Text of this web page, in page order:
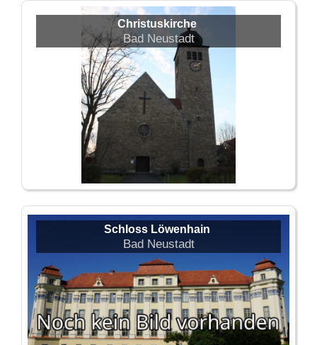
Christuskirche
Bad Neustadt
Schloss Löwenhain
Bad Neustadt